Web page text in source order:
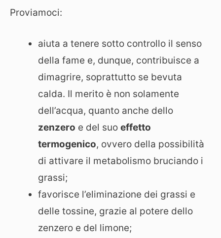
Proviamoci:
aiuta a tenere sotto controllo il senso
della fame e, dunque, contribuisce a
dimagrire, soprattutto se bevuta
calda. Il merito è non solamente
dell’acqua, quanto anche dello
zenzero e del suo effetto
termogenico, ovvero della possibilità
di attivare il metabolismo bruciando i
grassi;
favorisce l’eliminazione dei grassi e
delle tossine, grazie al potere dello
zenzero e del limone;